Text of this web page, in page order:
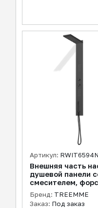
Артикул:
Внешняя часть
душевой панели
смесителем,
ферхним и
черный матовый
Бренд: TREEMME
Заказ: Под заказ